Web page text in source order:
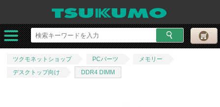
ツクモネットショップ PCパーツ
メモリー
デスクトップ向け
DDR4 DIMM